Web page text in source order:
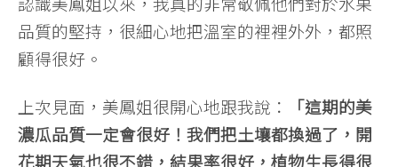
品質的堅持，很細心地把溫室的裡裡外外，都照
顧得很好。
上次見面，美鳳姐很開心地跟我說：
「這期的美
濃瓜品質一定會很好！我們把土壤都換過了，開
花期天氣也很不錯，結果率很好，植物生長得很